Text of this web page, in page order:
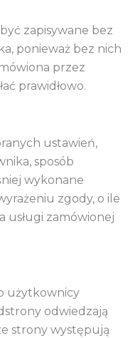
zapisywane bez
ponieważ bez nich
przez
prawidłowo.
ustawień,
sposób
wykonane
zgody, o ile
usługi zamówionej
użytkownicy
odwiedzają
strony występują